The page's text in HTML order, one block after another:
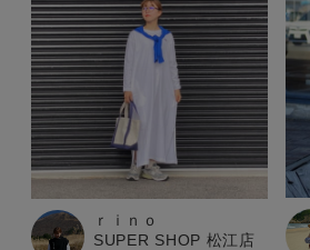
ｒｉｎｏ
SUPER SHOP 松江店